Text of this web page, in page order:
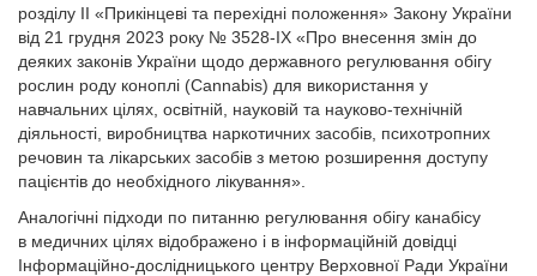
розділу ІІ «Прикінцеві та перехідні положення» Закону України
від 21 грудня 2023 року № 3528-ІХ «Про внесення змін до
деяких законів України щодо державного регулювання обігу
рослин роду коноплі (Cannabis) для використання у
навчальних цілях, освітній, науковій та науково-технічній
діяльності, виробництва наркотичних засобів, психотропних
речовин та лікарських засобів з метою розширення доступу
пацієнтів до необхідного лікування».
Аналогічні підходи по питанню регулювання обігу канабісу
в медичних цілях відображено і в інформаційній довідці
Інформаційно-дослідницького центру Верховної Ради України